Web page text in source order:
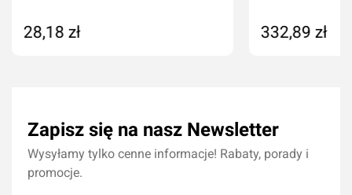
28,18 zł 332,89 zł
Zapisz się na nasz Newsletter
Wysyłamy tylko cenne informacje! Rabaty, porady i
promocje.